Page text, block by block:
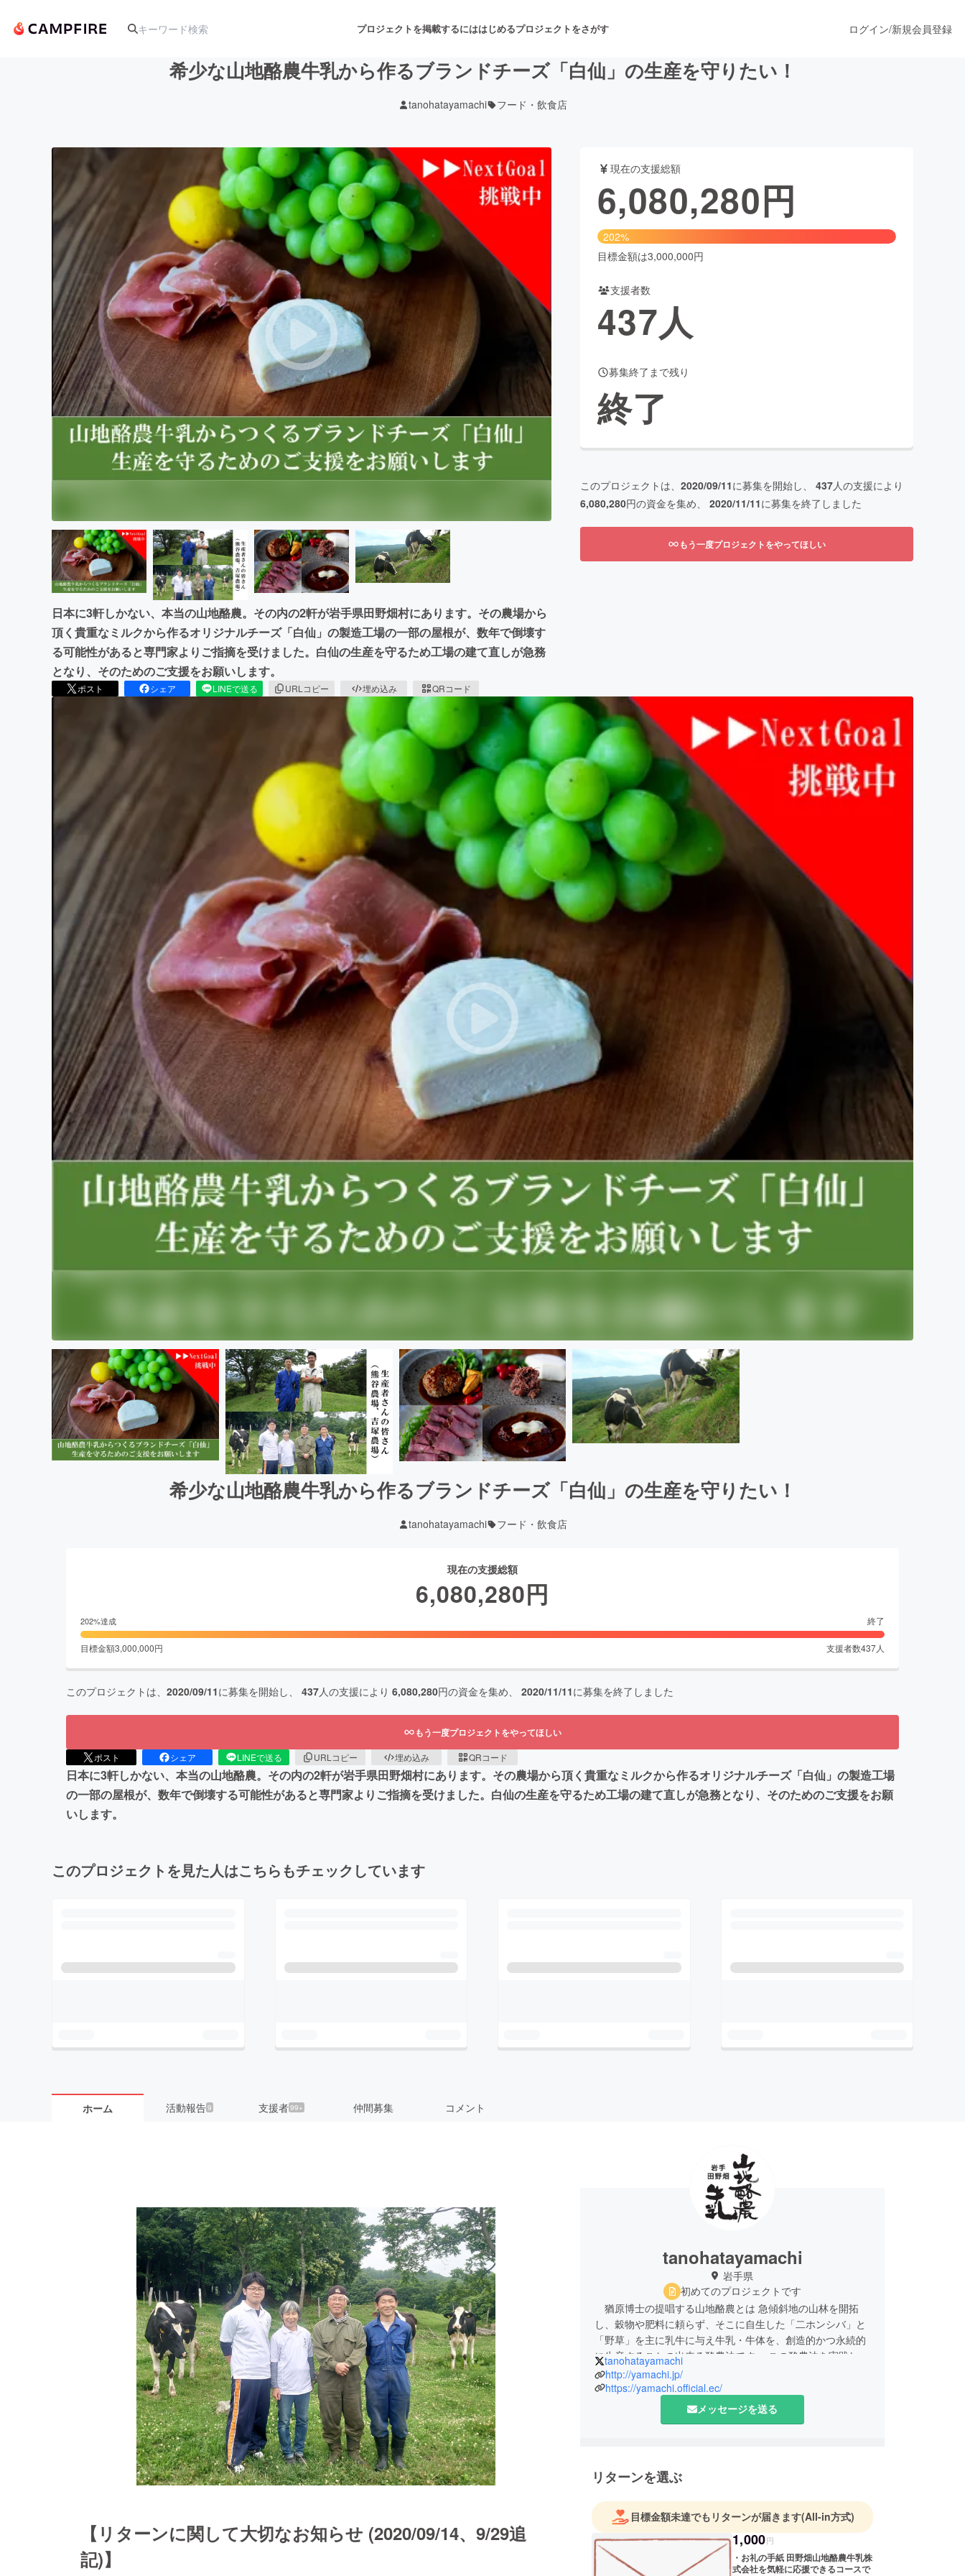
プロジェクトを掲載するにははじめるプロジェクトをさがす
アート・写真 音楽 舞台・パフォーマンス
テクノロジー・ガジェット ゲーム・サービス開発 ファッション
映像・映画 書籍・雑誌出版
ビジネス・起業 チャレンジ ビューティー・ヘルスケア
まちづくり・地域活性化
CAMPFIRE for Social Good
CAMPFIRE Creation
CAMPFIREふるさと納税
machi-ya コミュニティ
ログイン/新規会員登録
希少な山地酪農牛乳から作るブランドチーズ「白仙」の生産を守りたい！
tanohatayamachi フード・飲食店
日本に3軒しかない、本当の山地酪農。その内の2軒が岩手県田野畑村にあります。その農場から
頂く貴重なミルクから作るオリジナルチーズ「白仙」の製造工場の一部の屋根が、数年で倒壊す
る可能性があると専門家よりご指摘を受けました。白仙の生産を守るため工場の建て直しが急務
となり、そのためのご支援をお願いします。
ポスト シェア LINEで送る URLコピー 埋め込み QRコード
現在の支援総額
6,080,280円
202%
目標金額は3,000,000円
支援者数
437人
募集終了まで残り
終了
このプロジェクトは、 2020/09/11に募集を開始し、 437人の支援により
6,080,280円の資金を集め、 2020/11/11に募集を終了しました
もう一度プロジェクトをやってほしい
希少な山地酪農牛乳から作るブランドチーズ「白仙」の生産を守りたい！
tanohatayamachi フード・飲食店
現在の支援総額
6,080,280円
202%達成 終了
目標金額3,000,000円 支援者数437人
このプロジェクトは、 2020/09/11に募集を開始し、 437人の支援により 6,080,280円の資金を集め、 2020/11/11に募集を終了しました
もう一度プロジェクトをやってほしい
ポスト シェア LINEで送る URLコピー 埋め込み QRコード
日本に3軒しかない、本当の山地酪農。その内の2軒が岩手県田野畑村にあります。その農場から頂く貴重なミルクから作るオリジナルチーズ「白仙」の製造工場
の一部の屋根が、数年で倒壊する可能性があると専門家よりご指摘を受けました。白仙の生産を守るため工場の建て直しが急務となり、そのためのご支援をお願
いします。
このプロジェクトを見た人はこちらもチェックしています
ホーム 活動報告9 支援者99+ 仲間募集 コメント
【リターンに関して大切なお知らせ (2020/09/14、9/29追
記)】
tanohatayamachi
岩手県
初めてのプロジェクトです
猶原博士の提唱する山地酪農とは 急傾斜地の山林を開拓
し、穀物や肥料に頼らず、そこに自生した「二ホンシバ」と
「野草」を主に乳牛に与え牛乳・牛体を、創造的かつ永続的
に生産することの出来る酪農法です。 この酪農法を実践して
いるのは、岩手県田野畑村に2軒（熊谷農場・吉塚農場）、
高知県に1軒の3軒のみである。 弊社で販売している商品は、
全て添加物・保存料不使用。 そこから生まれるものは、安心
安全とお客様との信頼です。 酪農から販売までこだわる理
からこそ、弊社はこれからも安心・安全な製品とお客様から
tanohatayamachi
http://yamachi.jp/
https://yamachi.official.ec/
メッセージを送る
リターンを選ぶ
目標金額未達でもリターンが届きます(All-in方式)
1,000円
・お礼の手紙 田野畑山地酪農牛乳株
式会社を気軽に応援できるコースで